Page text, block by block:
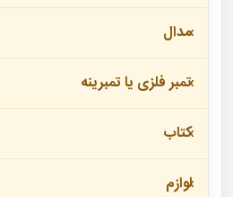
مدال
تمبر فلزی یا تمبرینه
کتاب
لوازم